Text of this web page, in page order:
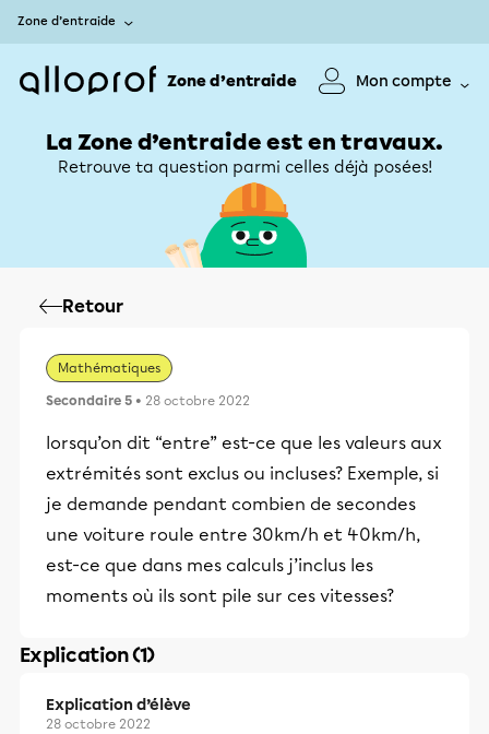
Zone d’entraide
Zone d’entraide Mon compte
La Zone d’entraide est en travaux.
Retrouve ta question parmi celles déjà posées!
Retour
Mathématiques
Secondaire 5 • 28 octobre 2022
lorsqu’on dit “entre” est-ce que les valeurs aux
extrémités sont exclus ou incluses? Exemple, si
je demande pendant combien de secondes
une voiture roule entre 30km/h et 40km/h,
est-ce que dans mes calculs j’inclus les
moments où ils sont pile sur ces vitesses?
Explication (1)
Explication d’élève
28 octobre 2022